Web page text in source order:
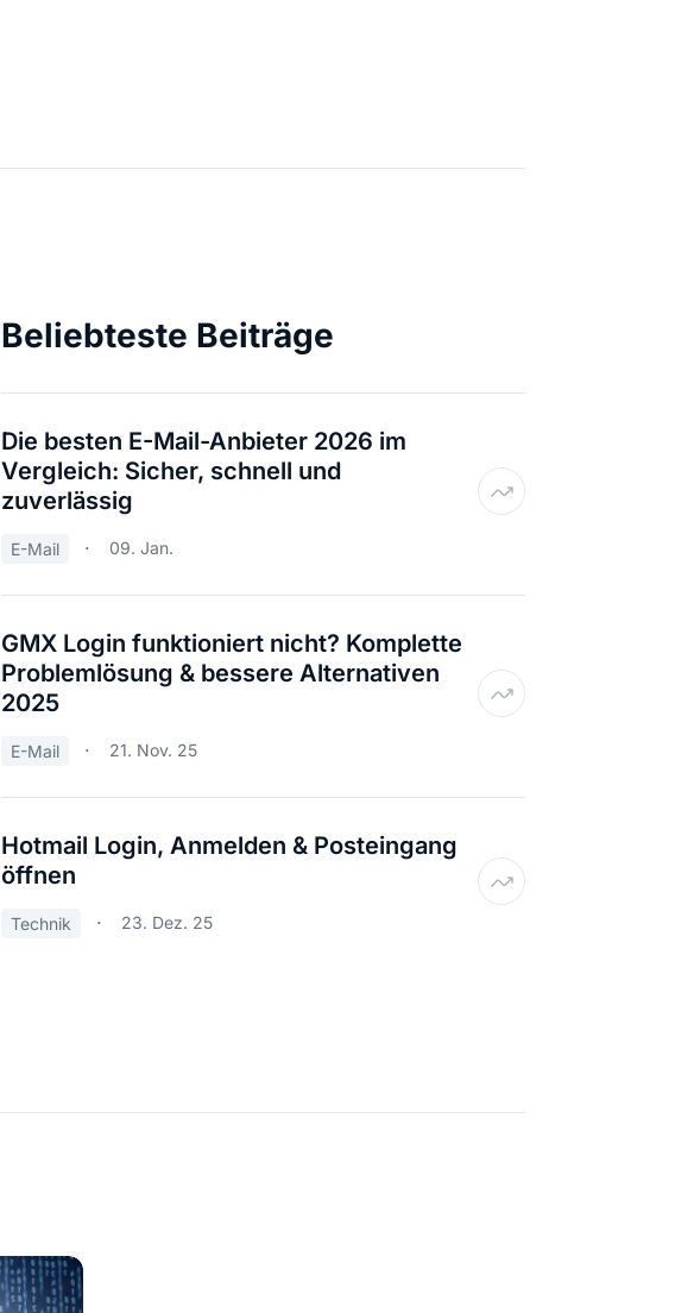
Beliebteste Beiträge
Die besten E-Mail-Anbieter 2026 im
Vergleich: Sicher, schnell und
zuverlässig
E-Mail 09. Jan.
GMX Login funktioniert nicht? Komplette
Problemlösung & bessere Alternativen
2025
E-Mail 21. Nov. 25
Hotmail Login, Anmelden & Posteingang
öffnen
Technik 23. Dez. 25